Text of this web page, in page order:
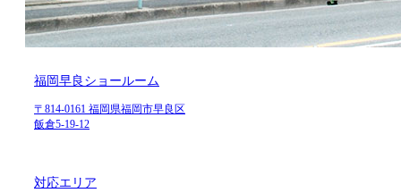
福岡早良ショールーム
〒814-0161 福岡県福岡市早良区
飯倉5-19-12
対応エリア